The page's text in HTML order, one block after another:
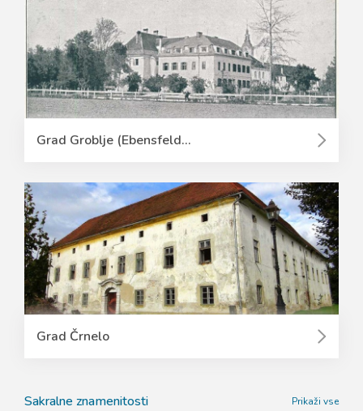
Grad Groblje (Ebensfeld...
Grad Črnelo
Sakralne znamenitosti Prikaži vse